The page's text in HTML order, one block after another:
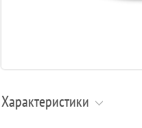
Характеристики